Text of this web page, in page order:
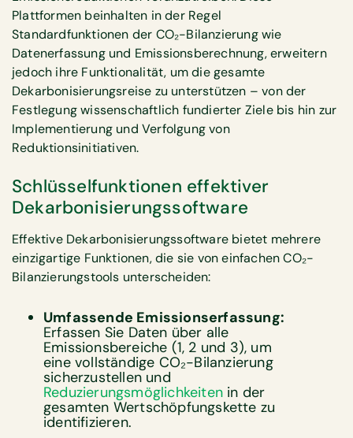
Plattformen beinhalten in der Regel
Standardfunktionen der CO₂-Bilanzierung wie
Datenerfassung und Emissionsberechnung, erweitern
jedoch ihre Funktionalität, um die gesamte
Dekarbonisierungsreise zu unterstützen – von der
Festlegung wissenschaftlich fundierter Ziele bis hin zur
Implementierung und Verfolgung von
Reduktionsinitiativen.
Schlüsselfunktionen effektiver
Dekarbonisierungssoftware
Effektive Dekarbonisierungssoftware bietet mehrere
einzigartige Funktionen, die sie von einfachen CO₂-
Bilanzierungstools unterscheiden:
Umfassende Emissionserfassung:
Erfassen Sie Daten über alle
Emissionsbereiche (1, 2 und 3), um
eine vollständige CO₂-Bilanzierung
sicherzustellen und
Reduzierungsmöglichkeiten in der
gesamten Wertschöpfungskette zu
identifizieren.